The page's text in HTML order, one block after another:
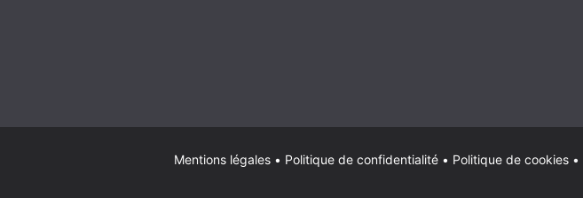
Mentions légales • Politique de confidentialité • Politique de cookies •